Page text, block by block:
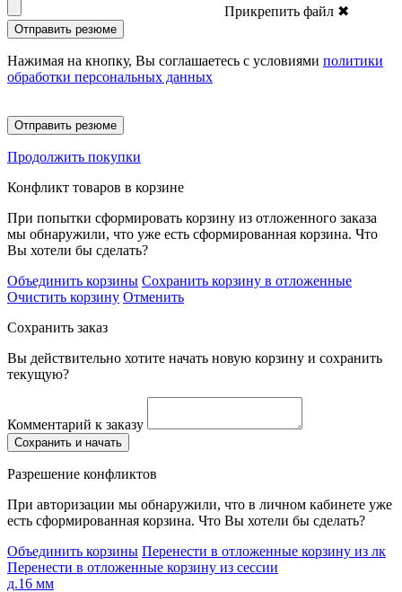
Прикрепить файл ✖
Отправить резюме
Нажимая на кнопку, Вы соглашаетесь с условиями политики
обработки персональных данных
Отправить резюме
Продолжить покупки
Конфликт товаров в корзине
При попытки сформировать корзину из отложенного заказа
мы обнаружили, что уже есть сформированная корзина. Что
Вы хотели бы сделать?
Объединить корзины Сохранить корзину в отложенные
Очистить корзину Отменить
Сохранить заказ
Вы действительно хотите начать новую корзину и сохранить
текущую?
Комментарий к заказу
Сохранить и начать
Разрешение конфликтов
При авторизации мы обнаружили, что в личном кабинете уже
есть сформированная корзина. Что Вы хотели бы сделать?
Объединить корзины Перенести в отложенные корзину из лк
Перенести в отложенные корзину из сессии
д.16 мм